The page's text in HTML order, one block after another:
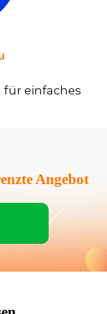
für einfaches
Angebot